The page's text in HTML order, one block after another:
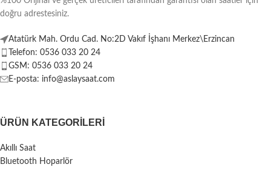
doğru adrestesiniz.
Atatürk Mah. Ordu Cad. No:2D Vakıf İşhanı Merkez\Erzincan
Telefon: 0536 033 20 24
GSM: 0536 033 20 24
E-posta: info@aslaysaat.com
ÜRÜN KATEGORILERI
Akıllı Saat
Bluetooth Hoparlör